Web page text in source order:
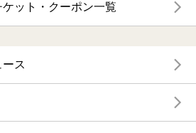
ット・クーポン一覧
ス